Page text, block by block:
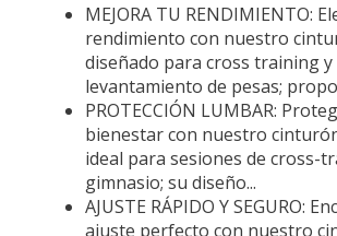
MEJORA TU RENDIMIENTO:
rendimiento con nuestro
diseñado para cross training y
levantamiento de pesas;
PROTECCIÓN LUMBAR:
bienestar con nuestro
ideal para sesiones de cross-
gimnasio; su diseño...
AJUSTE RÁPIDO Y SEGURO:
ajuste perfecto con nuestro